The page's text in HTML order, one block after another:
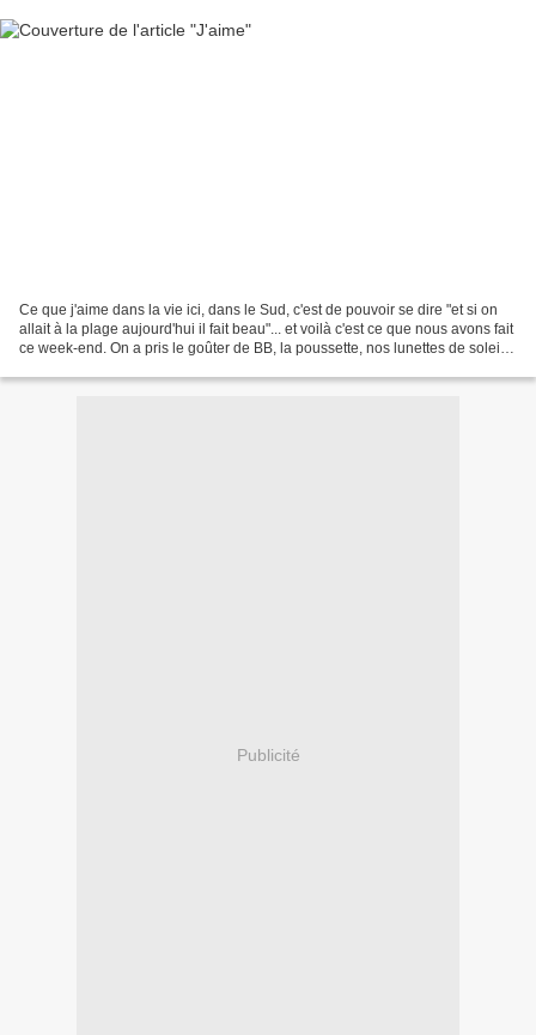
Ce que j'aime dans la vie ici, dans le Sud, c'est de pouvoir se dire "et si on
allait à la plage aujourd'hui il fait beau"... et voilà c'est ce que nous avons fait
ce week-end. On a pris le goûter de BB, la poussette, nos lunettes de soleil
Publicité